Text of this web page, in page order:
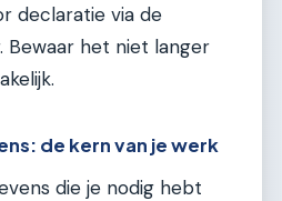
declaratie via de
Bewaar het niet langer
de kern van je werk
die je nodig hebt